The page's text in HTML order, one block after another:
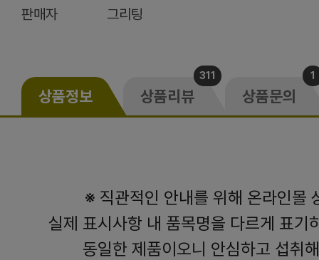
판매자 그리팅
상품정보 상품리뷰
311
상품문의
1
※ 직관적인 안내를 위해 온라인몰
실제 표시사항 내 품목명을 다르게 표기
동일한 제품이오니 안심하고 섭취